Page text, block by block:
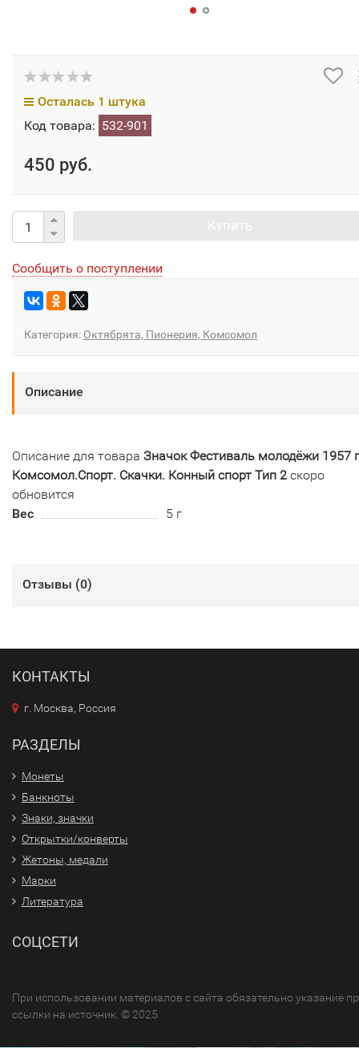
Осталась 1 штука
Код товара: 532-901
450 руб.
Сообщить о поступлении
Категория: Октябрята, Пионерия, Комсомол
Описание
Описание для товара Значок Фестиваль молодёжи 1957
Комсомол.Спорт. Скачки. Конный спорт Тип 2 скоро
обновится
Вес
5 г
Отзывы (0)
КОНТАКТЫ
г. Москва, Россия
РАЗДЕЛЫ
Монеты
Банкноты
Знаки, значки
Открытки/конверты
Жетоны, медали
Марки
Литература
СОЦСЕТИ
При использовании материалов с сайта обязательно указание
ссылки на источник. © 2025